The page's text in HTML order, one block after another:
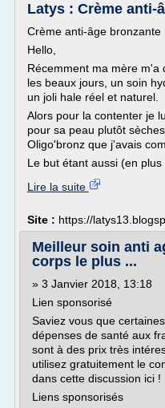
Latys : Crème anti-
Crème anti-âge bronzante
Hello,
Récemment ma mère m'a
les beaux jours, un soin
un joli hale réel et naturel.
Alors pour la contenter je
pour sa peau plutôt
Oligo'bronz que j'avais
Le but étant aussi (en plus
Lire la suite
Site : https://
Meilleur soin anti
corps le plus ...
» 3 Janvier 2018, 13:18
Lien sponsorisé
Saviez vous que
dépenses de santé aux
sont à des prix très
utilisez gratuitement le
dans cette discussion ici !
Liens sponsorisés